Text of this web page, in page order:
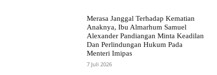
Merasa Janggal Terhadap Kematian
Anaknya, Ibu Almarhum Samuel
Alexander Pandiangan Minta Keadilan
Dan Perlindungan Hukum Pada
Menteri Imipas
7 Juli 2026